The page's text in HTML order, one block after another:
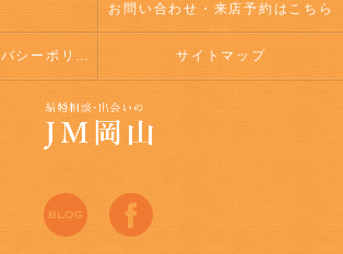
お問い合わせ・来店予約はこちら
特定商取引法&プライバシーポリシー サイトマップ